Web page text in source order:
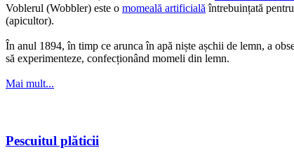
Voblerul (Wobbler) este o momeală artificială întrebuințată
(apicultor).
În anul 1894, în timp ce arunca în apă niște așchii de lemn, a
să experimenteze, confecționând momeli din lemn.
Mai mult...
Pescuitul plăticii